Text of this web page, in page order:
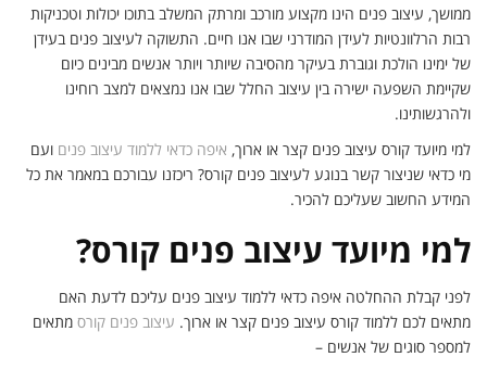
ממושך, עיצוב פנים הינו מקצוע מורכב ומרתק המשלב בתוכו יכולות וטכניקות
רבות הרלוונטיות לעידן המודרני שבו אנו חיים. התשוקה לעיצוב פנים בעידן
של ימינו הולכת וגוברת בעיקר מהסיבה שיותר ויותר אנשים מבינים כיום
שקיימת השפעה ישירה בין עיצוב החלל שבו אנו נמצאים למצב רוחינו
ולהרגשותינו.
למי מיועד קורס עיצוב פנים קצר או ארוך, איפה כדאי ללמוד עיצוב פנים ועם
מי כדאי שניצור קשר בנוגע לעיצוב פנים קורס? ריכזנו עבורכם במאמר את כל
המידע החשוב שעליכם להכיר.
למי מיועד עיצוב פנים קורס?
לפני קבלת ההחלטה איפה כדאי ללמוד עיצוב פנים עליכם לדעת האם
מתאים לכם ללמוד קורס עיצוב פנים קצר או ארוך. עיצוב פנים קורס מתאים
למספר סוגים של אנשים –